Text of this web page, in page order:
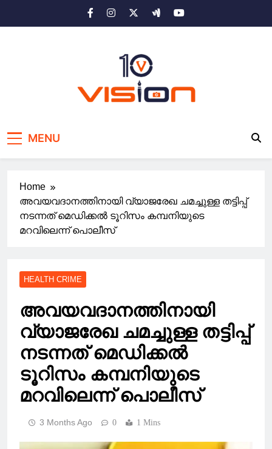
MENU
Home
അവയവദാനത്തിനായി വ്യാജരേഖ ചമച്ചുള്ള തട്ടിപ്പ്
നടന്നത് മെഡിക്കല്‍ ടൂറിസം കമ്പനിയുടെ
മറവിലെന്ന് പൊലീസ്
HEALTH CRIME
അവയവദാനത്തിനായി
വ്യാജരേഖ ചമച്ചുള്ള തട്ടിപ്പ്
നടന്നത് മെഡിക്കല്‍
ടൂറിസം കമ്പനിയുടെ
മറവിലെന്ന് പൊലീസ്
3 Months Ago 0 1 Mins